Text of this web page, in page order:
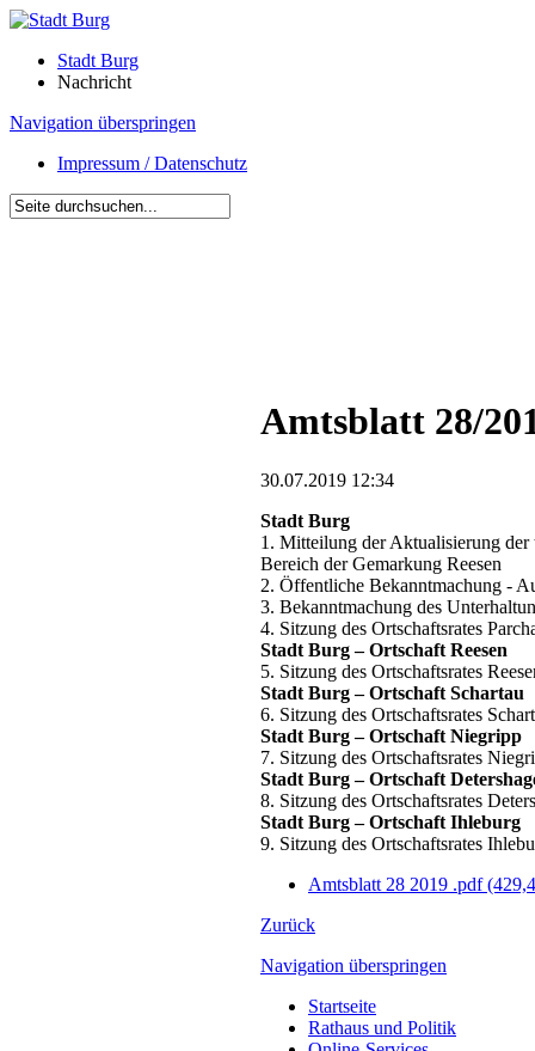
Stadt Burg
Nachricht
Navigation überspringen
Impressum / Datenschutz
Amtsblatt 28/
30.07.2019 12:34
Stadt Burg
1. Mitteilung der Aktualisierung der
Bereich der Gemarkung Reesen
2. Öffentliche Bekanntmachung -
3. Bekanntmachung des
4. Sitzung des Ortschaftsrates
Stadt Burg – Ortschaft Reesen
5. Sitzung des Ortschaftsrates
Stadt Burg – Ortschaft Schartau
6. Sitzung des Ortschaftsrates
Stadt Burg – Ortschaft Niegripp
7. Sitzung des Ortschaftsrates
Stadt Burg – Ortschaft
8. Sitzung des Ortschaftsrates
Stadt Burg – Ortschaft Ihleburg
9. Sitzung des Ortschaftsrates
Amtsblatt 28 2019 .pdf
Zurück
Navigation überspringen
Startseite
Rathaus und Politik